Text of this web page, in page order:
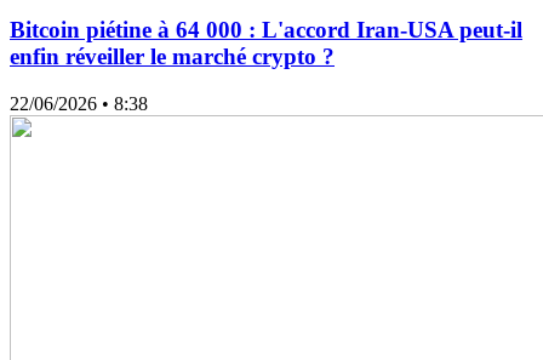
Bitcoin piétine à 64 000 : L'accord Iran-USA peut-il
enfin réveiller le marché crypto ?
22/06/2026 • 8:38